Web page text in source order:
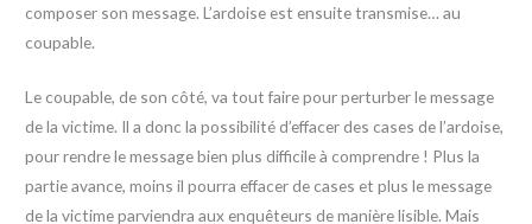
composer son message. L’ardoise est ensuite transmise… au
coupable.
Le coupable, de son côté, va tout faire pour perturber le message
de la victime. Il a donc la possibilité d’effacer des cases de l’ardoise,
pour rendre le message bien plus difficile à comprendre ! Plus la
partie avance, moins il pourra effacer de cases et plus le message
de la victime parviendra aux enquêteurs de manière lisible. Mais